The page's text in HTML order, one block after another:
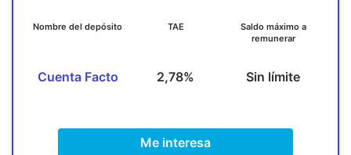
Nombre del depósito
Cuenta Facto
TAE
2,78%
Saldo máximo a
remunerar
Sin límite
Me interesa